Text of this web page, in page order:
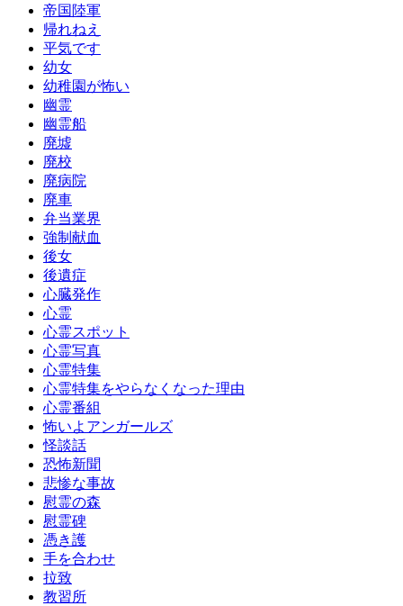
帝国陸軍
帰れねえ
平気です
幼女
幼稚園が怖い
幽霊
幽霊船
廃墟
廃校
廃病院
廃車
弁当業界
強制献血
後女
後遺症
心臓発作
心霊
心霊スポット
心霊写真
心霊特集
心霊特集をやらなくなった理由
心霊番組
怖いよアンガールズ
怪談話
恐怖新聞
悲惨な事故
慰霊の森
慰霊碑
憑き護
手を合わせ
拉致
教習所